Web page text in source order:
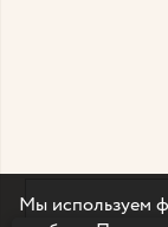
Мы используем